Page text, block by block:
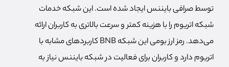
توسط صرافی بایننس ایجاد شده است. این شبکه خدمات
شبکه اتریوم را با هزینه کمتر و سرعت بالاتری به کاربران ارائه
می‌دهد. رمز ارز بومی این شبکه BNB کاربردهای مشابه با
اتریوم دارد و کاربران برای فعالیت در شبکه بایننس نیاز به